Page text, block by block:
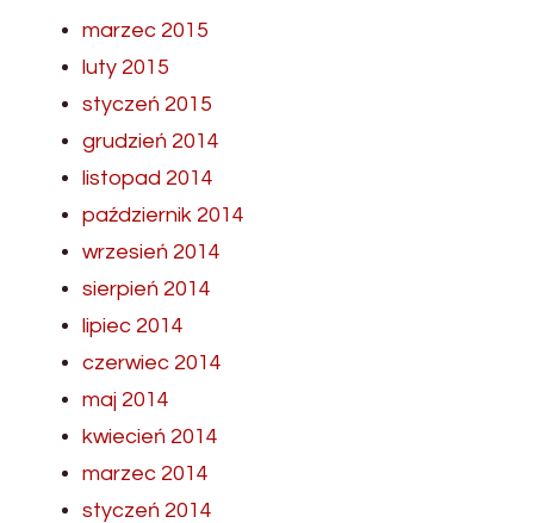
marzec 2015
luty 2015
styczeń 2015
grudzień 2014
listopad 2014
październik 2014
wrzesień 2014
sierpień 2014
lipiec 2014
czerwiec 2014
maj 2014
kwiecień 2014
marzec 2014
styczeń 2014